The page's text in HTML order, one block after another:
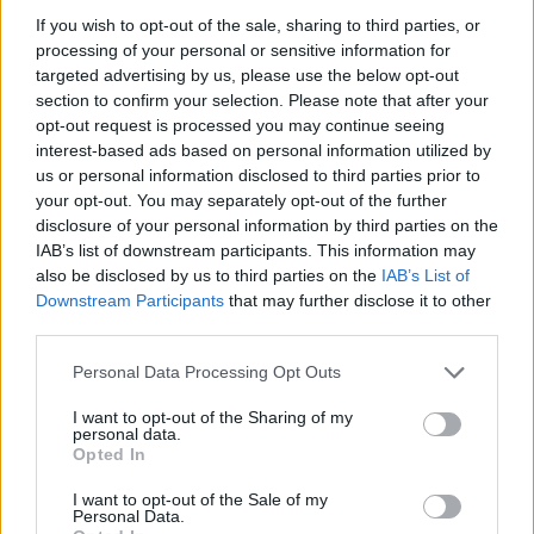
If you wish to opt-out of the sale, sharing to third parties, or
processing of your personal or sensitive information for
targeted advertising by us, please use the below opt-out
section to confirm your selection. Please note that after your
opt-out request is processed you may continue seeing
interest-based ads based on personal information utilized by
us or personal information disclosed to third parties prior to
your opt-out. You may separately opt-out of the further
disclosure of your personal information by third parties on the
IAB’s list of downstream participants. This information may
also be disclosed by us to third parties on the IAB’s List of
Downstream Participants that may further disclose it to other
Personal Data Processing Opt Outs
I want to opt-out of the Sharing of my
personal data.
Opted In
I want to opt-out of the Sale of my
Personal Data.
przyczyn osobistych nifee nie będzie w stanie wziąć
wraz z naszym głównym zespołem udziału w
nadchodzących turniejach. Tymczasowo zostanie on
przeniesiony do nieaktywnego składu, pozostając
jednak częścią dywizji CS2 w IC. Mamy nadzieję, że już
wkrótce ponownie zobaczymy go w aktywnym składzie
– możemy wyczytać wkomunikacie samej organizacji. A
to wszystko krótko po tym, jak drużyna najpierw
zagrała w prestiżowej ESL Pro League, a następnie
sięgnęła po wicemistrzostwo Galaxy Battle 2025 //
Phase 4, ustępując podczas tej drugiej imprezy jedynie
PARIVISION.
CZYTAJ TEŻ:Team Nemesis w komplecie. Dwaj
Belgowie klubowymi kolegami teina
Co więc dalej z Inner Circle? Podczas nieobecności
zmiennika. Tym został Eduard "zeRRoFIX" Petrovskyi,